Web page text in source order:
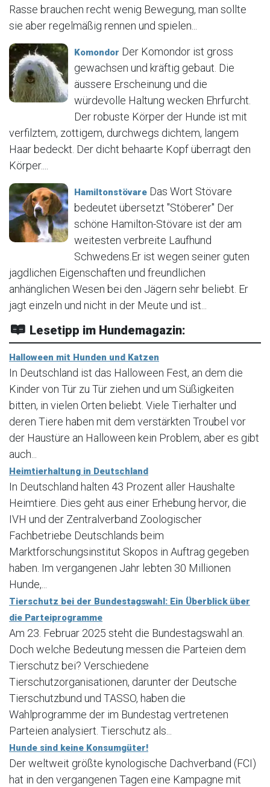
Rasse brauchen recht wenig Bewegung, man sollte
sie aber regelmäßig rennen und spielen...
Komondor Der Komondor ist gross
gewachsen und kräftig gebaut. Die
äussere Erscheinung und die
würdevolle Haltung wecken Ehrfurcht.
Der robuste Körper der Hunde ist mit
verfilztem, zottigem, durchwegs dichtem, langem
Haar bedeckt. Der dicht behaarte Kopf überragt den
Körper....
Hamiltonstövare Das Wort Stövare
bedeutet übersetzt "Stöberer" Der
schöne Hamilton-Stövare ist der am
weitesten verbreite Laufhund
Schwedens.Er ist wegen seiner guten
jagdlichen Eigenschaften und freundlichen
anhänglichen Wesen bei den Jägern sehr beliebt. Er
jagt einzeln und nicht in der Meute und ist...
Lesetipp im Hundemagazin:
Halloween mit Hunden und Katzen
In Deutschland ist das Halloween Fest, an dem die
Kinder von Tür zu Tür ziehen und um Süßigkeiten
bitten, in vielen Orten beliebt. Viele Tierhalter und
deren Tiere haben mit dem verstärkten Troubel vor
der Haustüre an Halloween kein Problem, aber es gibt
auch...
Heimtierhaltung in Deutschland
In Deutschland halten 43 Prozent aller Haushalte
Heimtiere. Dies geht aus einer Erhebung hervor, die
IVH und der Zentralverband Zoologischer
Fachbetriebe Deutschlands beim
Marktforschungsinstitut Skopos in Auftrag gegeben
haben. Im vergangenen Jahr lebten 30 Millionen
Hunde,...
Tierschutz bei der Bundestagswahl: Ein Überblick über
die Parteiprogramme
Am 23. Februar 2025 steht die Bundestagswahl an.
Doch welche Bedeutung messen die Parteien dem
Tierschutz bei? Verschiedene
Tierschutzorganisationen, darunter der Deutsche
Tierschutzbund und TASSO, haben die
Wahlprogramme der im Bundestag vertretenen
Parteien analysiert. Tierschutz als...
Hunde sind keine Konsumgüter!
Der weltweit größte kynologische Dachverband (FCI)
hat in den vergangenen Tagen eine Kampagne mit